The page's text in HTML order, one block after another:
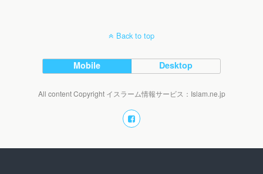
Back to top
Mobile Desktop
All content Copyright イスラーム情報サービス：Islam.ne.jp